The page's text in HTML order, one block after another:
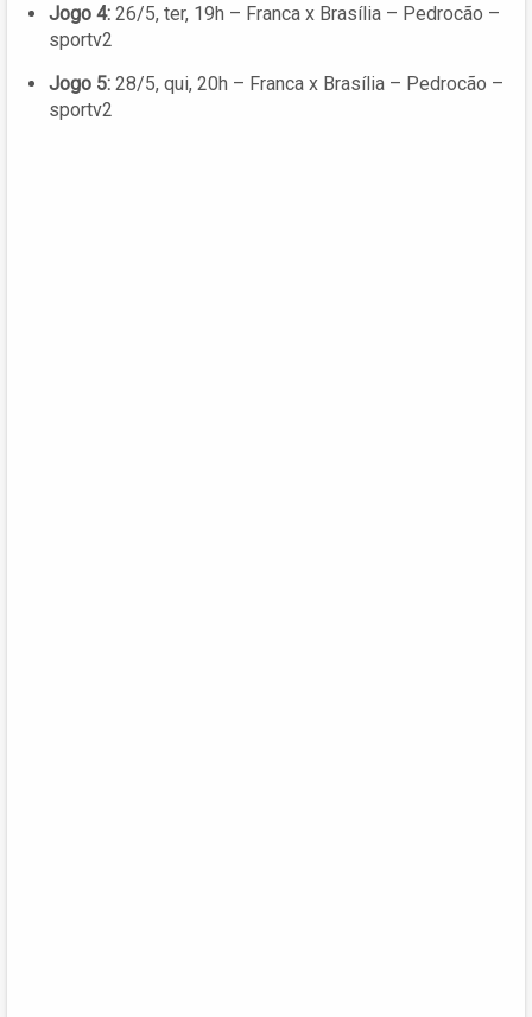
Jogo 4: 26/5, ter, 19h – Franca x Brasília – Pedrocão –
sportv2
Jogo 5: 28/5, qui, 20h – Franca x Brasília – Pedrocão –
sportv2